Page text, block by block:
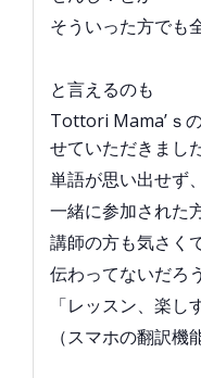
そういった方でも
と言えるのも
Tottori Mama’ｓ
せていただきまし
単語が思い出せず
一緒に参加された
講師の方も気さく
伝わってないだろ
「レッスン、楽
（スマホの翻訳機